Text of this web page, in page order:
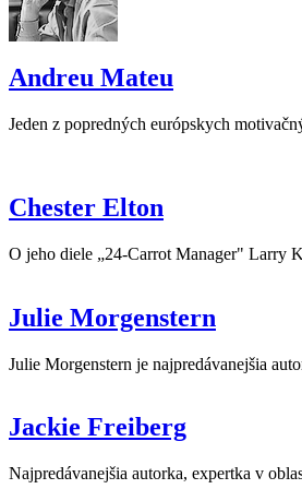
Andreu Mateu
Jeden z popredných európskych
Chester Elton
O jeho diele „24-Carrot Manager" Larry
Julie Morgenstern
Julie Morgenstern je najpredávanejšia
Jackie Freiberg
Najpredávanejšia autorka, expertka v